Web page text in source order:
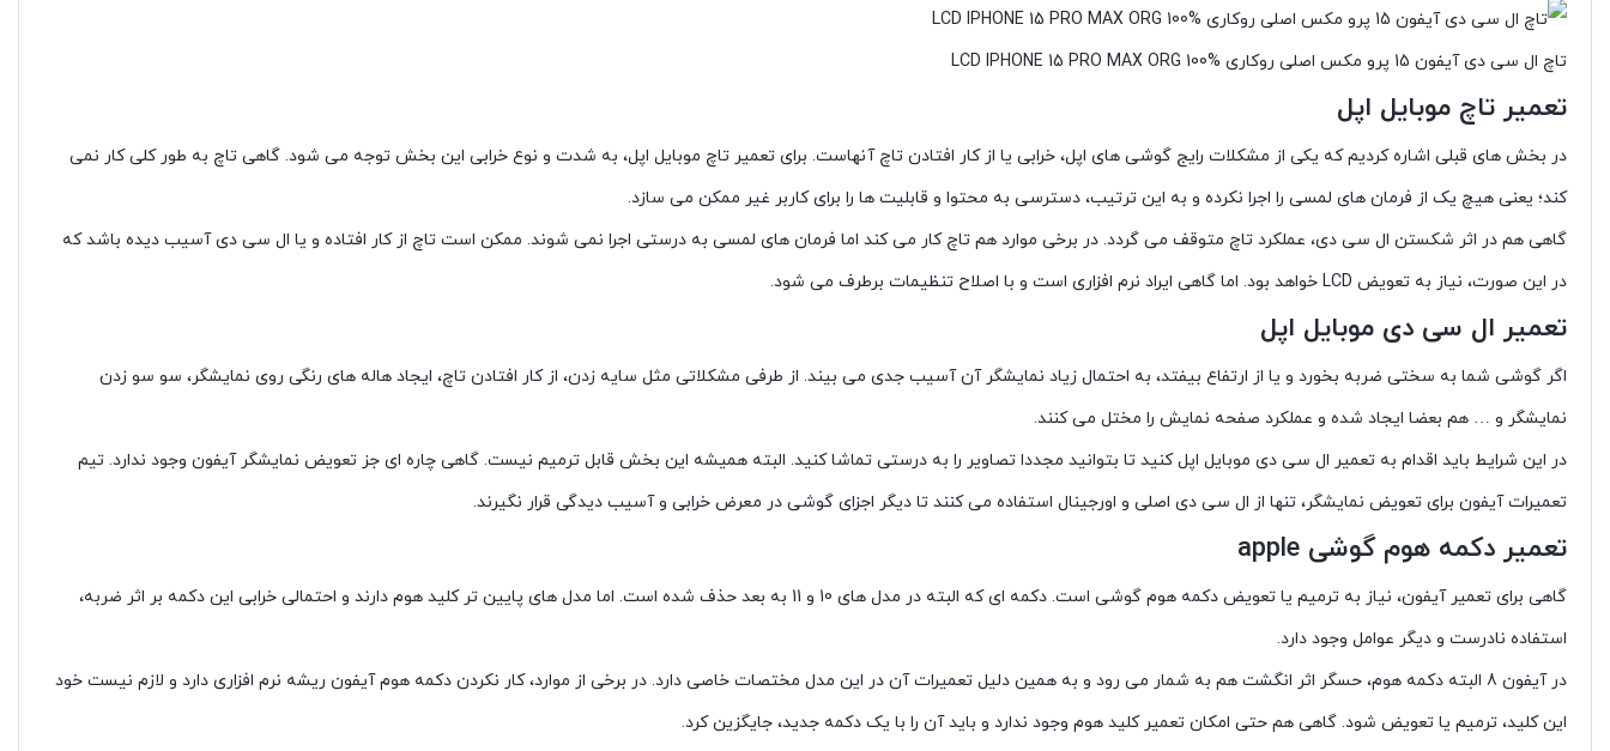
تاچ ال سی دی آیفون 15 پرو مکس اصلی روکاری LCD IPHONE 15 PRO MAX ORG 100%
تعمیر تاچ موبایل اپل
در بخش های قبلی اشاره کردیم که یکی از مشکلات رایج گوشی های اپل، خرابی یا از کار افتادن تاچ آنهاست. برای تعمیر تاچ موبایل اپل، به شدت و نوع خرابی این بخش توجه می شود. گاهی تاچ به طور کلی کار نمی
کند؛ یعنی هیچ یک از فرمان های لمسی را اجرا نکرده و به این ترتیب، دسترسی به محتوا و قابلیت ها را برای کاربر غیر ممکن می سازد.
گاهی هم در اثر شکستن ال سی دی، عملکرد تاچ متوقف می گردد. در برخی موارد هم تاچ کار می کند اما فرمان های لمسی به درستی اجرا نمی شوند. ممکن است تاچ از کار افتاده و یا ال سی دی آسیب دیده باشد که
در این صورت، نیاز به تعویض LCD خواهد بود. اما گاهی ایراد نرم افزاری است و با اصلاح تنظیمات برطرف می شود.
تعمیر ال سی دی موبایل اپل
اگر گوشی شما به سختی ضربه بخورد و یا از ارتفاع بیفتد، به احتمال زیاد نمایشگر آن آسیب جدی می بیند. از طرفی مشکلاتی مثل سایه زدن، از کار افتادن تاچ، ایجاد هاله های رنگی روی نمایشگر، سو سو زدن
نمایشگر و … هم بعضا ایجاد شده و عملکرد صفحه نمایش را مختل می کنند.
در این شرایط باید اقدام به تعمیر ال سی دی موبایل اپل کنید تا بتوانید مجددا تصاویر را به درستی تماشا کنید. البته همیشه این بخش قابل ترمیم نیست. گاهی چاره ای جز تعویض نمایشگر آیفون وجود ندارد. تیم
تعمیرات آیفون برای تعویض نمایشگر، تنها از ال سی دی اصلی و اورجینال استفاده می کنند تا دیگر اجزای گوشی در معرض خرابی و آسیب دیدگی قرار نگیرند.
تعمیر دکمه هوم گوشی apple
گاهی برای تعمیر آیفون، نیاز به ترمیم یا تعویض دکمه هوم گوشی است. دکمه ای که البته در مدل های 10 و 11 به بعد حذف شده است. اما مدل های پایین تر کلید هوم دارند و احتمالی خرابی این دکمه بر اثر ضربه،
استفاده نادرست و دیگر عوامل وجود دارد.
در آیفون 8 البته دکمه هوم، حسگر اثر انگشت هم به شمار می رود و به همین دلیل تعمیرات آن در این مدل مختصات خاصی دارد. در برخی از موارد، کار نکردن دکمه هوم آیفون ریشه نرم افزاری دارد و لازم نیست خود
این کلید، ترمیم یا تعویض شود. گاهی هم حتی امکان تعمیر کلید هوم وجود ندارد و باید آن را با یک دکمه جدید، جایگزین کرد.